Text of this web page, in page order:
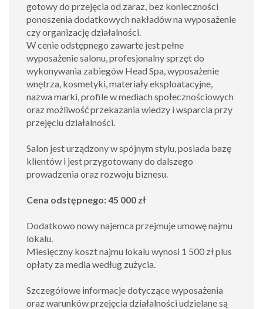
gotowy do przejęcia od zaraz, bez konieczności
ponoszenia dodatkowych nakładów na wyposażenie
czy organizację działalności.
W cenie odstępnego zawarte jest pełne
wyposażenie salonu, profesjonalny sprzęt do
wykonywania zabiegów Head Spa, wyposażenie
wnętrza, kosmetyki, materiały eksploatacyjne,
nazwa marki, profile w mediach społecznościowych
oraz możliwość przekazania wiedzy i wsparcia przy
przejęciu działalności.
Salon jest urządzony w spójnym stylu, posiada bazę
klientów i jest przygotowany do dalszego
prowadzenia oraz rozwoju biznesu.
Cena odstępnego: 45 000 zł
Dodatkowo nowy najemca przejmuje umowę najmu
lokalu.
Miesięczny koszt najmu lokalu wynosi 1 500 zł plus
opłaty za media według zużycia.
Szczegółowe informacje dotyczące wyposażenia
oraz warunków przejęcia działalności udzielane są